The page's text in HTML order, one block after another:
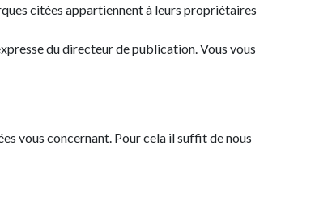
citées appartiennent à leurs propriétaires
du directeur de publication. Vous vous
vous concernant. Pour cela il suffit de nous